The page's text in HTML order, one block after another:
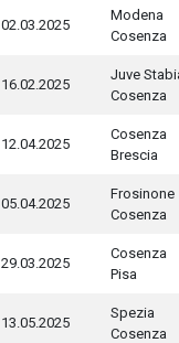
02.03.2025
Modena
Cosenza
16.02.2025
Juve
Cosenza
12.04.2025
Cosenza
Brescia
05.04.2025
Frosinone
Cosenza
29.03.2025
Cosenza
Pisa
13.05.2025
Spezia
Cosenza